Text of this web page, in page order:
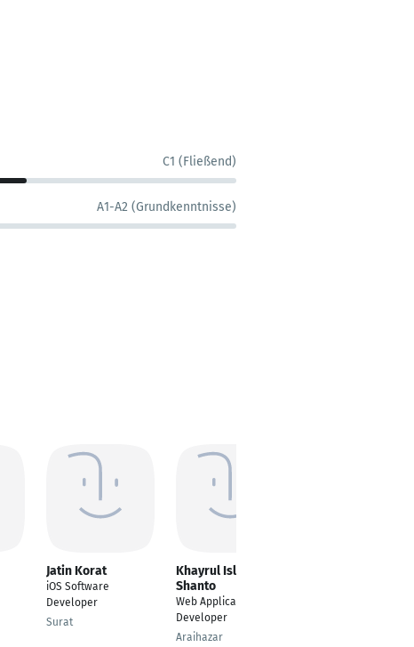
C1 (Fließend)
A1-A2 (Grundkenntnisse)
Jatin Korat
iOS Software
Developer
Surat
Khayrul Islam
Shanto
Web Application
Developer
Araihazar